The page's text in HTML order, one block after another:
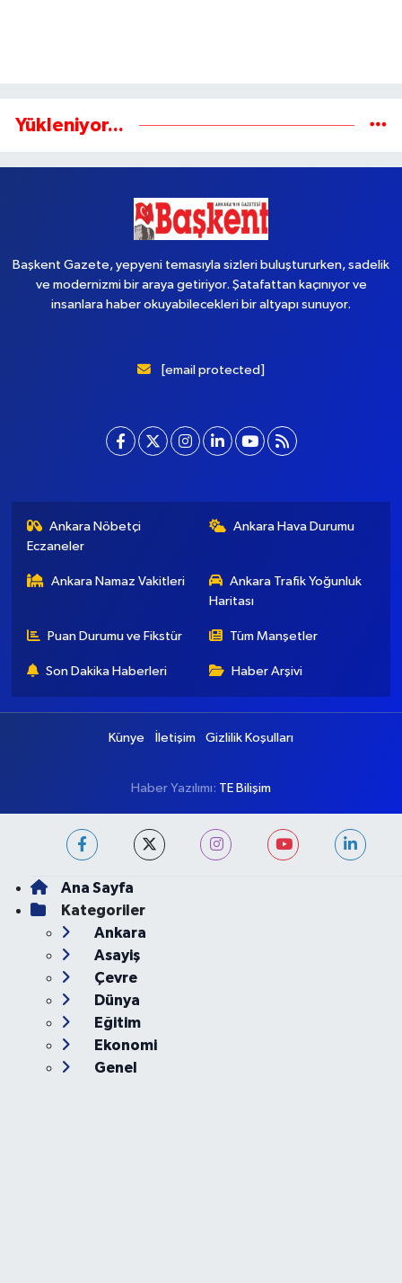
Yükleniyor...
Başkent Gazete, yepyeni temasıyla sizleri buluştururken, sadelik
ve modernizmi bir araya getiriyor. Şatafattan kaçınıyor ve
insanlara haber okuyabilecekleri bir altyapı sunuyor.
[email protected]
Ankara Nöbetçi
Eczaneler
Ankara Hava Durumu
Ankara Namaz Vakitleri
Ankara Trafik Yoğunluk
Haritası
Puan Durumu ve Fikstür Tüm Manşetler
Son Dakika Haberleri Haber Arşivi
Künye İletişim Gizlilik Koşulları
Haber Yazılımı: TE Bilişim
Ana Sayfa
Kategoriler
Ankara
Asayiş
Çevre
Dünya
Eğitim
Ekonomi
Genel